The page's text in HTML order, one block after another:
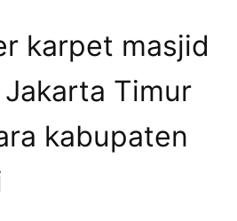
karpet masjid
Timur
kabupaten